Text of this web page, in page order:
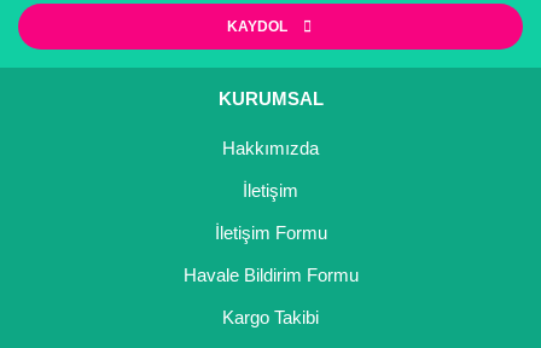
Ürün açıklamasında eksik bilgiler bulunuyor.
Bu ürüne benzer farklı alternatifler olmalı.
Gönder
KAYDOL
KURUMSAL
Hakkımızda
İletişim
İletişim Formu
Havale Bildirim Formu
Kargo Takibi